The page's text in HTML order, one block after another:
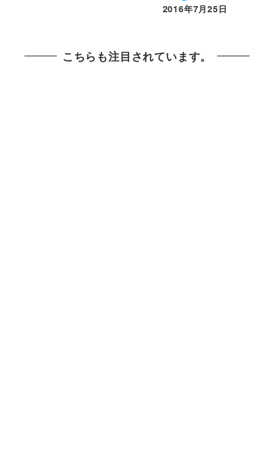
2016年7月25日
こちらも注目されています。